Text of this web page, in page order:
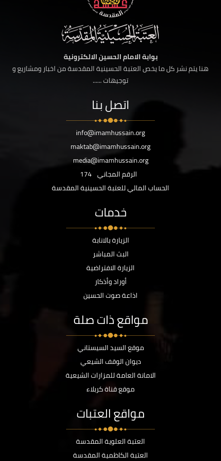
بوابة الامام الحسين الالكترونية
هنا يتم نشر كل ما يخص العتبة الحسينية المقدسة من اخبار ومشاريع و
توجيهات ......
اتصل بنا
info@imamhussain.org
maktab@imamhussain.org
media@imamhussain.org
الرقم المجاني 174
الحساب المالي للعتبة الحسينية المقدسة
خدمات
الزيارة بالانابة
البث المباشر
الزيارة الافتراضية
أوراد وأذكار
اذاعة صوت الحسين
مواقع ذات صلة
موقع السيد السيستاني
ديوان الوقف الشيعي
الامانة العامة للمزارات الشيعية
موقع قناة كربلاء
مواقع العتبات
العتبة العلوية المقدسة
العتبة الكاظمية المقدسة